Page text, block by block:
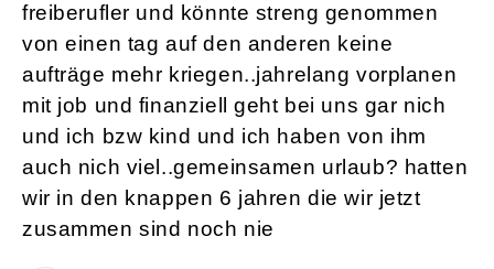
freiberufler und könnte streng genommen
von einen tag auf den anderen keine
aufträge mehr kriegen..jahrelang vorplanen
mit job und finanziell geht bei uns gar nich
und ich bzw kind und ich haben von ihm
auch nich viel..gemeinsamen urlaub? hatten
wir in den knappen 6 jahren die wir jetzt
zusammen sind noch nie